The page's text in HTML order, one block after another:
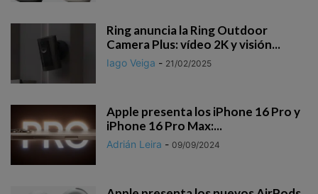
Ring anuncia la Ring Outdoor
Camera Plus: vídeo 2K y visión...
Iago Veiga - 21/02/2025
Apple presenta los iPhone 16 Pro y
iPhone 16 Pro Max:...
Adrián Leira - 09/09/2024